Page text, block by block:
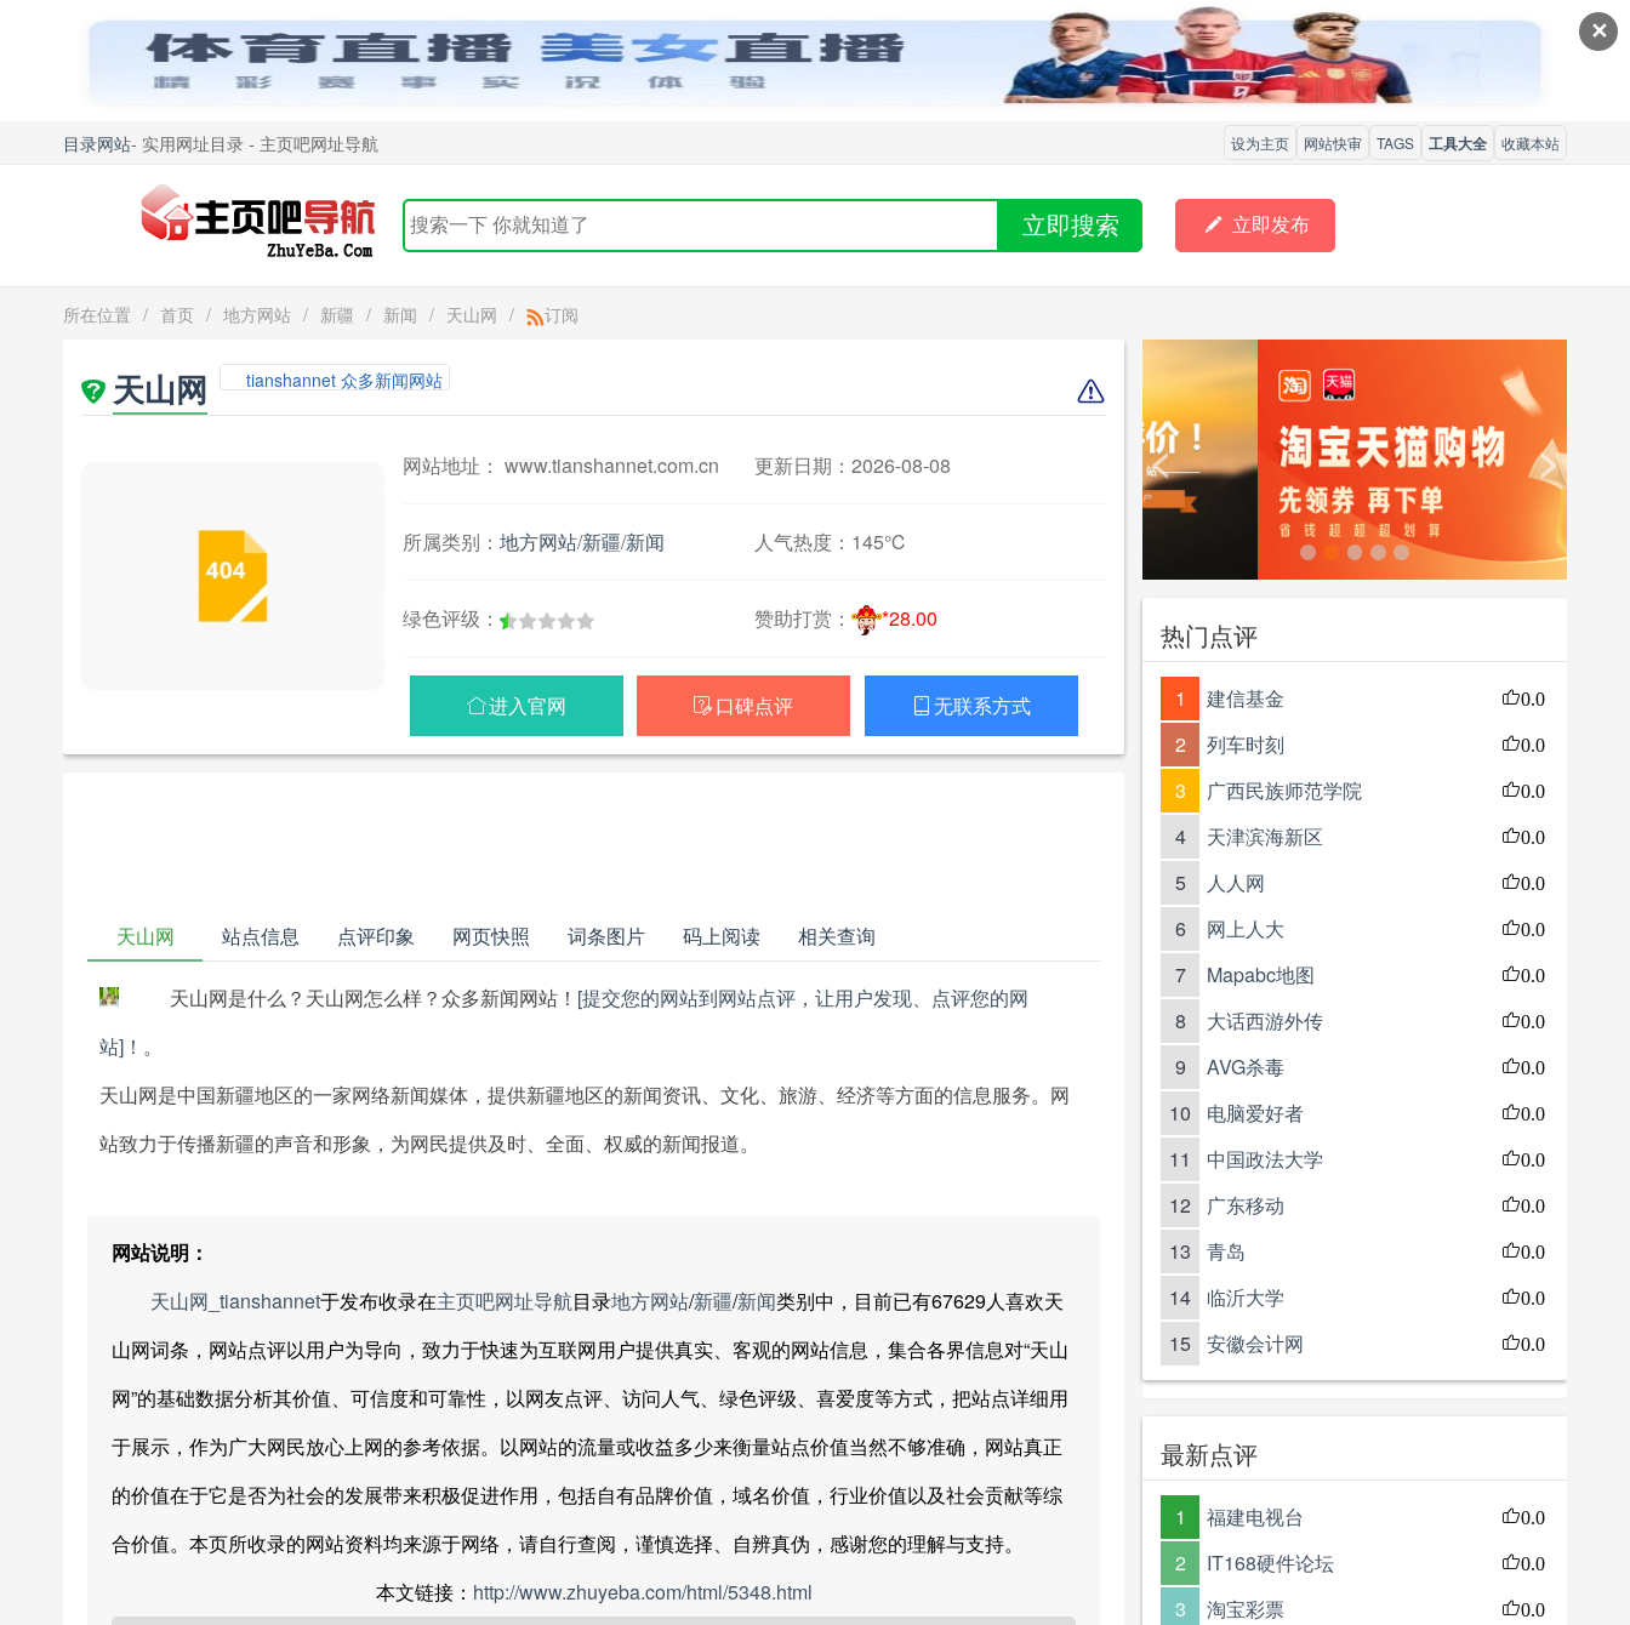
✕
目录网站- 实用网址目录 - 主页吧网址导航 设为主页 网站快审 TAGS 工具大全 收藏本站
立即搜索  立即发布
所在位置 / 首页 / 地方网站 / 新疆 / 新闻 / 天山网 / 订阅
天山网 tianshannet 众多新闻网站
网站地址： www.tianshannet.com.cn 更新日期：2026-08-08
所属类别： 地方网站/新疆/新闻 人气热度： 145℃
绿色评级： 赞助打赏： *28.00
进入官网  口碑点评  无联系方式
天山网 站点信息 点评印象 网页快照 词条图片 码上阅读 相关查询
天山网是什么？天山网怎么样？众多新闻网站！ [提交您的网站到网站点评，让用户发现、点评您的网
站]！ 。
天山网是中国新疆地区的一家网络新闻媒体，提供新疆地区的新闻资讯、文化、旅游、经济等方面的信息服务。网
站致力于传播新疆的声音和形象，为网民提供及时、全面、权威的新闻报道。
网站说明：
天山网_tianshannet于发布收录在主页吧网址导航目录地方网站/新疆/新闻类别中，目前已有67629人喜欢天
山网词条，网站点评以用户为导向，致力于快速为互联网用户提供真实、客观的网站信息，集合各界信息对“天山
网”的基础数据分析其价值、可信度和可靠性，以网友点评、访问人气、绿色评级、喜爱度等方式，把站点详细用
于展示，作为广大网民放心上网的参考依据。以网站的流量或收益多少来衡量站点价值当然不够准确，网站真正
的价值在于它是否为社会的发展带来积极促进作用，包括自有品牌价值，域名价值，行业价值以及社会贡献等综
合价值。本页所收录的网站资料均来源于网络，请自行查阅，谨慎选择、自辨真伪，感谢您的理解与支持。
本文链接： http://www.zhuyeba.com/html/5348.html
< >
热门点评
1 建信基金 0.0
2 列车时刻 0.0
3 广西民族师范学院 0.0
4 天津滨海新区 0.0
5 人人网 0.0
6 网上人大 0.0
7 Mapabc地图 0.0
8 大话西游外传 0.0
9 AVG杀毒 0.0
10 电脑爱好者 0.0
11 中国政法大学 0.0
12 广东移动 0.0
13 青岛 0.0
14 临沂大学 0.0
15 安徽会计网 0.0
最新点评
1 福建电视台 0.0
2 IT168硬件论坛 0.0
3 淘宝彩票 0.0